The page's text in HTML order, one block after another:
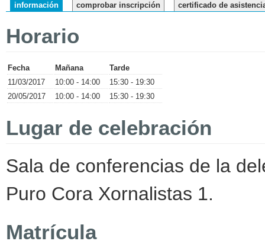
información comprobar inscripción certificado de
Horario
Fecha Mañana
Tarde
11/03/2017
10:00 - 14:00
15:30 - 19:30
20/05/2017
10:00 - 14:00 15:30 - 19:30
Lugar de celebración
Sala de conferencias de la
Puro Cora Xornalistas 1.
Matrícula